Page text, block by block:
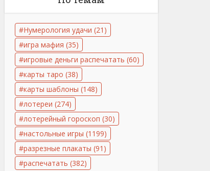
Нумерология удачи (21)
игра мафия (35)
игровые деньги распечатать (60)
карты таро (38)
карты шаблоны (148)
лотереи (274)
лотерейный гороскоп (30)
настольные игры (1199)
разрезные плакаты (91)
распечатать (382)